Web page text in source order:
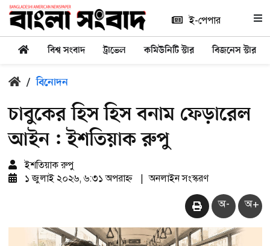
ই-পেপার
বিশ্ব সংবাদ ট্রাভেল কমিউনিটি স্টার বিজনেস স্টার
/ বিনোদন
চাবুকের হিস হিস বনাম ফেড়ারেল
আইন : ইশতিয়াক রুপু
ইশতিয়াক রুপু
১ জুলাই ২০২৬, ৬:৩১ অপরাহ্ন
অনলাইন সংস্করণ
অ- অ+